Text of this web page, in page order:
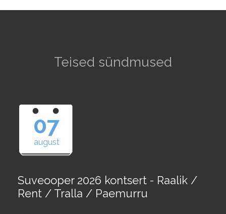
Teised sündmused
07
august
Suveooper 2026 kontsert - Raalik /
Rent / Tralla / Paemurru